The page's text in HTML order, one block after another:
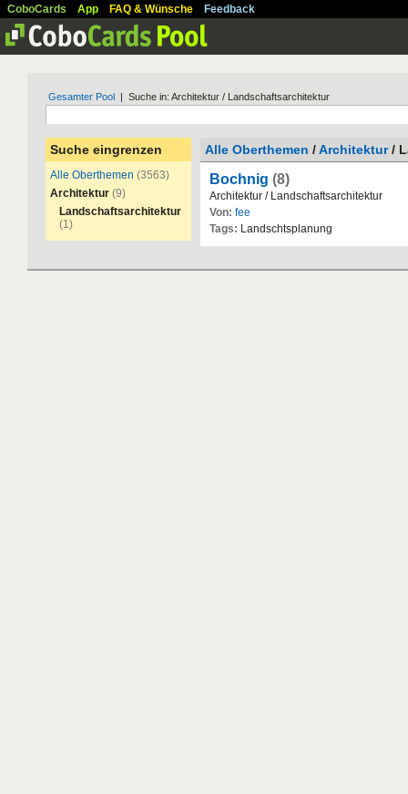
CoboCards App FAQ & Wünsche Feedback
Gesamter Pool | Suche in: Architektur / Landschaftsarchitektur
Suche eingrenzen
Alle Oberthemen (3563)
Architektur (9)
Landschaftsarchitektur
(1)
Alle Oberthemen /Architektur/
Bochnig (8)
Architektur / Landschaftsarchitektur
Von: fee
Tags: Landschtsplanung